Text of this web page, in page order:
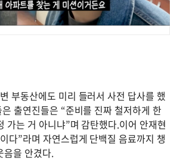
부동산에도 미리 들러서 사전 답사를 했
출연진들은 “준비를 진짜 철저하게 한
가는 거 아니냐”며 감탄했다.이어 안재현
다”라며 자연스럽게 단백질 음료까지 챙
음을 안겼다.